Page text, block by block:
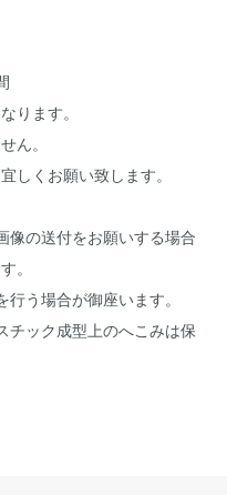
ります。
ん。
しくお願い致します。
像の送付をお願いする場合
。
う場合が御座います。
チック成型上のへこみは保